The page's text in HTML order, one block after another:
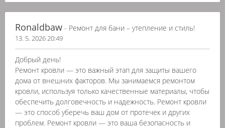
Ronaldbaw - Ремонт для бани – утепление и стиль!
13. 5. 2026 20:49
Добрый день!
Ремонт кровли — это важный этап для защиты вашего
дома от внешних факторов. Мы занимаемся ремонтом
кровли, используя только качественные материалы, чтобы
обеспечить долговечность и надежность. Ремонт кровли
— это способ уберечь ваш дом от протечек и других
проблем. Ремонт кровли — это ваша безопасность и